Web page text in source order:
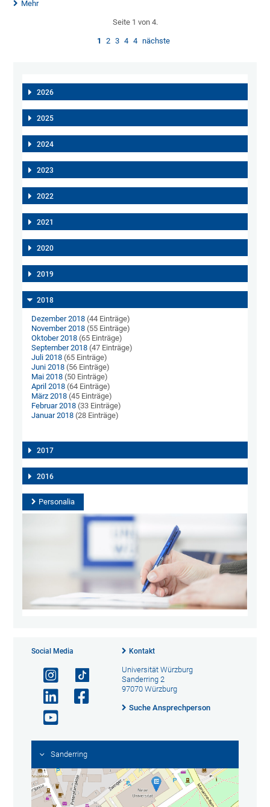
Mehr
Seite 1 von 4.
1 2 3 4 4 nächste
2026
2025
2024
2023
2022
2021
2020
2019
2018
Dezember 2018 (44 Einträge)
November 2018 (55 Einträge)
Oktober 2018 (65 Einträge)
September 2018 (47 Einträge)
Juli 2018 (65 Einträge)
Juni 2018 (56 Einträge)
Mai 2018 (50 Einträge)
April 2018 (64 Einträge)
März 2018 (45 Einträge)
Februar 2018 (33 Einträge)
Januar 2018 (28 Einträge)
2017
2016
Personalia
Social Media Kontakt
Universität Würzburg
Sanderring 2
97070 Würzburg
Suche Ansprechperson
Sanderring